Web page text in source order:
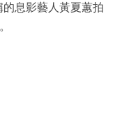
息影藝人黃夏蕙拍